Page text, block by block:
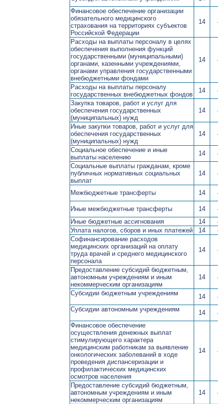
Финансовое обеспечение организации
обязательного медицинского
страхования на территориях субъектов
Российской Федерации
14
Расходы на выплаты персоналу в целях
обеспечения выполнения функций
государственными (муниципальными)
органами, казенными учреждениями,
органами управления государственными
внебюджетными фондами
14
Расходы на выплаты персоналу
государственных внебюджетных фондов
14
Закупка товаров, работ и услуг для
обеспечения государственных
(муниципальных) нужд
14
Иные закупки товаров, работ и услуг для
обеспечения государственных
(муниципальных) нужд
14
Социальное обеспечение и иные
выплаты населению
14
Социальные выплаты гражданам, кроме
публичных нормативных социальных
выплат
14
Межбюджетные трансферты 14
Иные межбюджетные трансферты 14
Иные бюджетные ассигнования
14
Уплата налогов, сборов и иных платежей
14
Софинансирование расходов
медицинских организаций на оплату
труда врачей и среднего медицинского
персонала
14
Предоставление субсидий бюджетным,
автономным учреждениям и иным
некоммерческим организациям
14
Субсидии бюджетным учреждениям 14
Субсидии автономным учреждениям
14
Финансовое обеспечение
осуществления денежных выплат
стимулирующего характера
медицинским работникам за выявление
онкологических заболеваний в ходе
проведения диспансеризации и
профилактических медицинских
осмотров населения
14
Предоставление субсидий бюджетным,
автономным учреждениям и иным
некоммерческим организациям
14